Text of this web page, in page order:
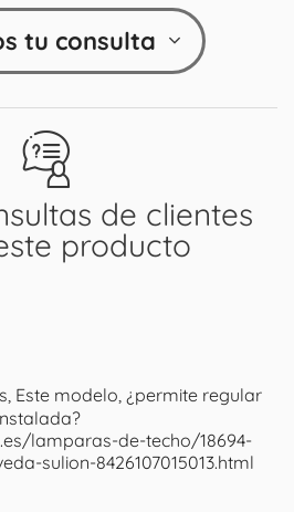
de clientes
producto
Este modelo, ¿permite regular
lamparas-de-techo/18694-
sulion-8426107015013.html
tu consulta